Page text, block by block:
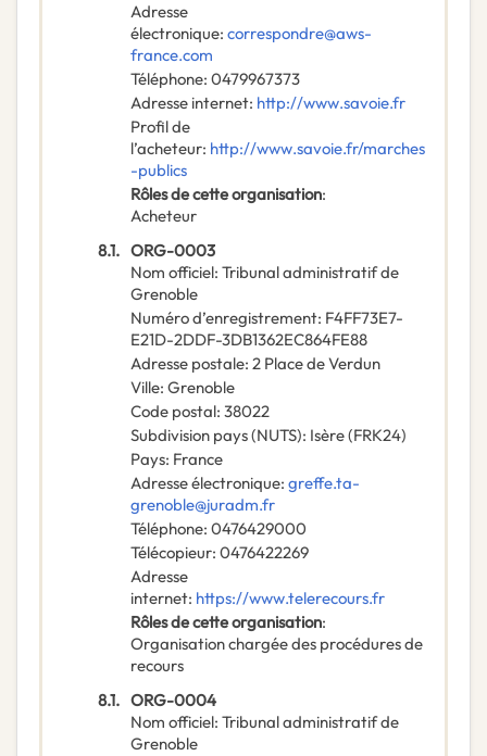
Adresse
électronique: correspondre@aws-
france.com
Téléphone: 0479967373
Adresse internet: http://www.savoie.fr
Profil de
l’acheteur: http://www.savoie.fr/marches
-publics
Rôles de cette organisation:
Acheteur
8.1. ORG-0003
Nom officiel: Tribunal administratif de
Grenoble
Numéro d’enregistrement: F4FF73E7-
E21D-2DDF-3DB1362EC864FE88
Adresse postale: 2 Place de Verdun
Ville: Grenoble
Code postal: 38022
Subdivision pays (NUTS): Isère(FRK24)
Pays: France
Adresse électronique: greffe.ta-
grenoble@juradm.fr
Téléphone: 0476429000
Télécopieur: 0476422269
Adresse
internet: https://www.telerecours.fr
Rôles de cette organisation:
Organisation chargée des procédures de
recours
8.1. ORG-0004
Nom officiel: Tribunal administratif de
Grenoble